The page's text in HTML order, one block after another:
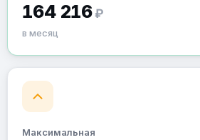
164 216 ₽
в месяц
Максимальная